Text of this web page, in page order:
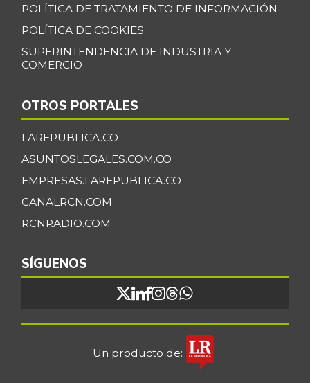
POLÍTICA DE TRATAMIENTO DE INFORMACIÓN
POLÍTICA DE COOKIES
SUPERINTENDENCIA DE INDUSTRIA Y
COMERCIO
OTROS PORTALES
LAREPUBLICA.CO
ASUNTOSLEGALES.COM.CO
EMPRESAS.LAREPUBLICA.CO
CANALRCN.COM
RCNRADIO.COM
SÍGUENOS
Un producto de: